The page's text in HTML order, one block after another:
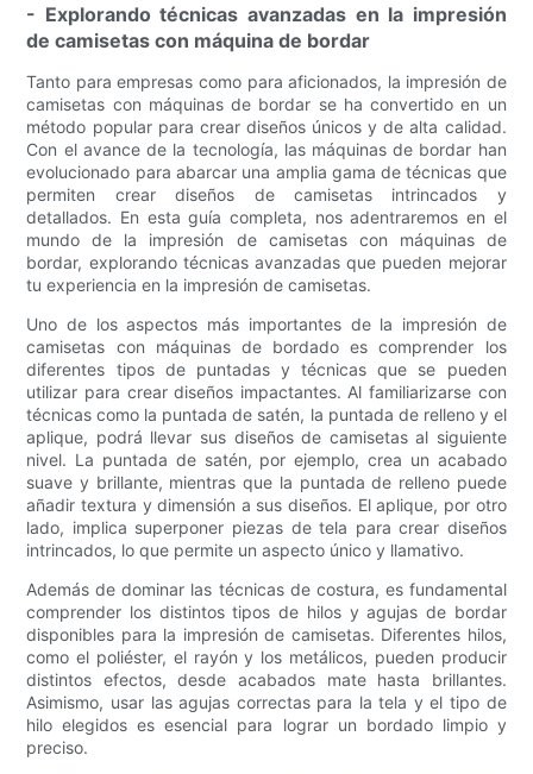
- Explorando técnicas avanzadas en la impresión
de camisetas con máquina de bordar
Tanto para empresas como para aficionados, la impresión de
camisetas con máquinas de bordar se ha convertido en un
método popular para crear diseños únicos y de alta calidad.
Con el avance de la tecnología, las máquinas de bordar han
evolucionado para abarcar una amplia gama de técnicas que
permiten crear diseños de camisetas intrincados y
detallados. En esta guía completa, nos adentraremos en el
mundo de la impresión de camisetas con máquinas de
bordar, explorando técnicas avanzadas que pueden mejorar
tu experiencia en la impresión de camisetas.
Uno de los aspectos más importantes de la impresión de
camisetas con máquinas de bordado es comprender los
diferentes tipos de puntadas y técnicas que se pueden
utilizar para crear diseños impactantes. Al familiarizarse con
técnicas como la puntada de satén, la puntada de relleno y el
aplique, podrá llevar sus diseños de camisetas al siguiente
nivel. La puntada de satén, por ejemplo, crea un acabado
suave y brillante, mientras que la puntada de relleno puede
añadir textura y dimensión a sus diseños. El aplique, por otro
lado, implica superponer piezas de tela para crear diseños
intrincados, lo que permite un aspecto único y llamativo.
Además de dominar las técnicas de costura, es fundamental
comprender los distintos tipos de hilos y agujas de bordar
disponibles para la impresión de camisetas. Diferentes hilos,
como el poliéster, el rayón y los metálicos, pueden producir
distintos efectos, desde acabados mate hasta brillantes.
Asimismo, usar las agujas correctas para la tela y el tipo de
hilo elegidos es esencial para lograr un bordado limpio y
preciso.